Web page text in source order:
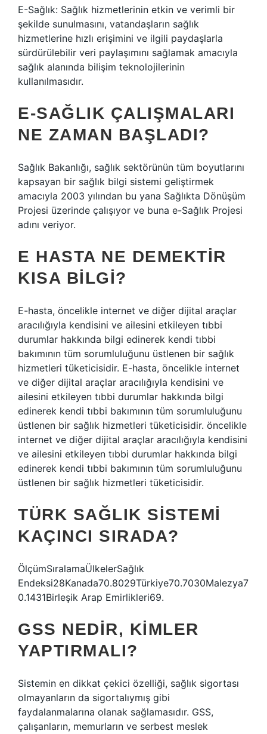
E-Sağlık: Sağlık hizmetlerinin etkin ve verimli bir
şekilde sunulmasını, vatandaşların sağlık
hizmetlerine hızlı erişimini ve ilgili paydaşlarla
sürdürülebilir veri paylaşımını sağlamak amacıyla
sağlık alanında bilişim teknolojilerinin
kullanılmasıdır.
E-SAĞLIK ÇALIŞMALARI
NE ZAMAN BAŞLADI?
Sağlık Bakanlığı, sağlık sektörünün tüm boyutlarını
kapsayan bir sağlık bilgi sistemi geliştirmek
amacıyla 2003 yılından bu yana Sağlıkta Dönüşüm
Projesi üzerinde çalışıyor ve buna e-Sağlık Projesi
adını veriyor.
E HASTA NE DEMEKTIR
KISA BILGI?
E-hasta, öncelikle internet ve diğer dijital araçlar
aracılığıyla kendisini ve ailesini etkileyen tıbbi
durumlar hakkında bilgi edinerek kendi tıbbi
bakımının tüm sorumluluğunu üstlenen bir sağlık
hizmetleri tüketicisidir. E-hasta, öncelikle internet
ve diğer dijital araçlar aracılığıyla kendisini ve
ailesini etkileyen tıbbi durumlar hakkında bilgi
edinerek kendi tıbbi bakımının tüm sorumluluğunu
üstlenen bir sağlık hizmetleri tüketicisidir. öncelikle
internet ve diğer dijital araçlar aracılığıyla kendisini
ve ailesini etkileyen tıbbi durumlar hakkında bilgi
edinerek kendi tıbbi bakımının tüm sorumluluğunu
üstlenen bir sağlık hizmetleri tüketicisidir.
TÜRK SAĞLIK SISTEMI
KAÇINCI SIRADA?
ÖlçümSıralamaÜlkelerSağlık
Endeksi28Kanada70.8029Türkiye70.7030Malezya7
0.1431Birleşik Arap Emirlikleri69.
GSS NEDIR, KIMLER
YAPTIRMALI?
Sistemin en dikkat çekici özelliği, sağlık sigortası
olmayanların da sigortalıymış gibi
faydalanmalarına olanak sağlamasıdır. GSS,
çalışanların, memurların ve serbest meslek